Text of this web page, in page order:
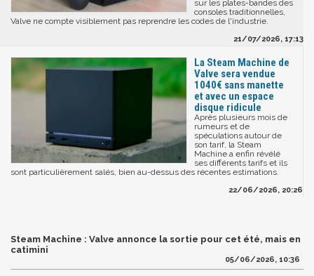
sur les plates-bandes des
consoles traditionnelles,
Valve ne compte visiblement pas reprendre les codes de l'industrie.
21/07/2026, 17:13
La Steam Machine de
Valve sera vendue
1040€ sans manette
et avec un espace
disque ridicule
Après plusieurs mois de
rumeurs et de
spéculations autour de
son tarif, la Steam
Machine a enfin révélé
ses différents tarifs et ils
sont particulièrement salés, bien au-dessus des récentes estimations.
22/06/2026, 20:26
Steam Machine : Valve annonce la sortie pour cet été, mais en
catimini
05/06/2026, 10:36